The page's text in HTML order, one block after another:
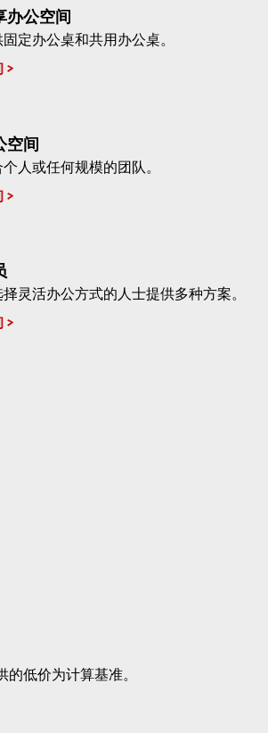
办公空间
定办公桌和共用办公桌。
空间
人或任何规模的团队。
择灵活办公方式的人士提供多种方案。
低价为计算基准。